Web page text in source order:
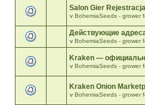
Salon Gier
v BohemiaSeeds - grower
Действующие
v BohemiaSeeds - grower
Kraken —
v BohemiaSeeds - grower
Kraken Onion
v BohemiaSeeds - grower